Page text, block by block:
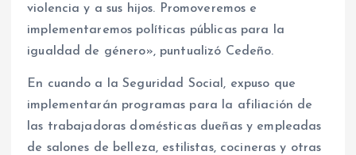
violencia y a sus hijos. Promoveremos e
implementaremos políticas públicas para la
igualdad de género», puntualizó Cedeño.
En cuando a la Seguridad Social, expuso que
implementarán programas para la afiliación de
las trabajadoras domésticas dueñas y empleadas
de salones de belleza, estilistas, cocineras y otras